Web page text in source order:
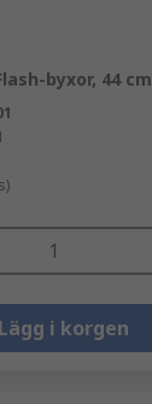
byxor, 44 cm
i korgen